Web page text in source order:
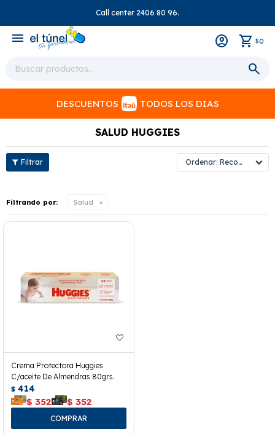
Call center 2406 80 96.
menu $0
DESCUENTOS TODOS LOS DIAS
SALUD HUGGIES
Recomendados
Filtrando por: Salud
Crema Protectora Huggies
C/aceite De Almendras 80grs.
$ 414
$ 352 $ 352
close